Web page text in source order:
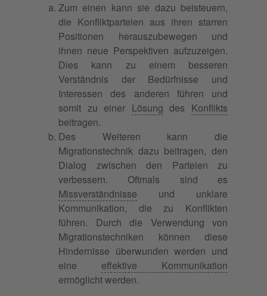
Zum einen kann sie dazu beisteuern,
die Konfliktparteien aus ihren starren
Positionen herauszubewegen und
ihnen neue Perspektiven aufzuzeigen.
Dies kann zu einem besseren
Verständnis der Bedürfnisse und
Interessen des anderen führen und
somit zu einer Lösung des Konflikts
beitragen.
Des Weiteren kann die
Migrationstechnik dazu beitragen, den
Dialog zwischen den Parteien zu
verbessern. Oftmals sind es
Missverständnisse und unklare
Kommunikation, die zu Konflikten
führen. Durch die Verwendung von
Migrationstechniken können diese
Hindernisse überwunden werden und
eine effektive Kommunikation
ermöglicht werden.